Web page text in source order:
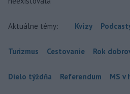
Aktuálne témy: Kvízy
Turizmus Cestovanie Rok
Dielo týždňa Referendum MS v